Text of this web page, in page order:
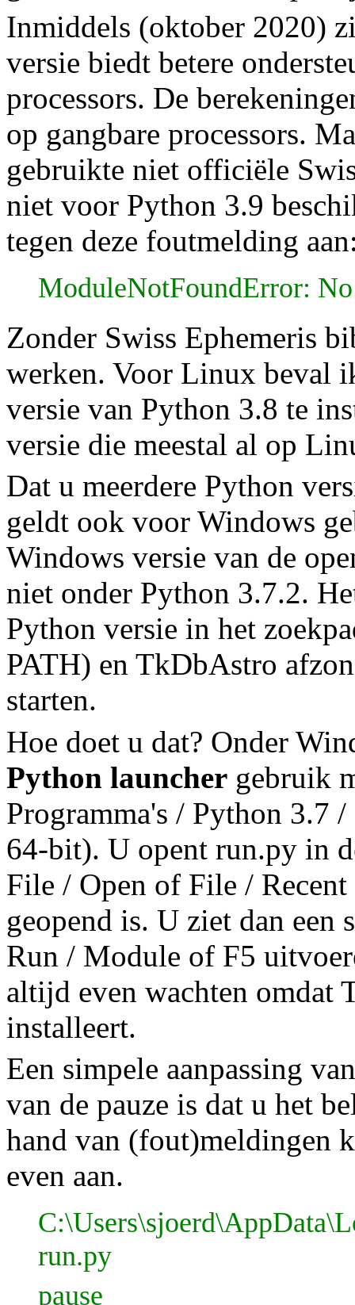
Inmiddels (oktober 2020)
versie biedt betere
processors. De
op gangbare processors.
gebruikte niet officiële
niet voor Python 3.9
tegen deze foutmelding
ModuleNotFoundError:
Zonder Swiss Ephemeris
werken. Voor Linux beval
versie van Python 3.8 te
versie die meestal al op
Dat u meerdere Python
geldt ook voor Windows
Windows versie van de
niet onder Python 3.7.2.
Python versie in het
PATH) en TkDbAstro
starten.
Hoe doet u dat? Onder
Python launcher gebruik
Programma's / Python 3.7
64-bit). U opent run.py in
File / Open of File / Recent
geopend is. U ziet dan een
Run / Module of F5
altijd even wachten omdat
installeert.
Een simpele aanpassing
van de pauze is dat u het
hand van (fout)meldingen
even aan.
run.py
pause